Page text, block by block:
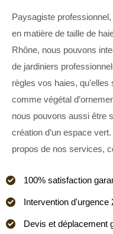
Paysagiste
en matière de taille de
Rhône, nous pouvons
de jardiniers
règles vos haies,
comme végétal
nous pouvons aussi être
création d’un espace
propos de nos services,
100% satisfaction
Intervention d'urgence
Devis et déplacement